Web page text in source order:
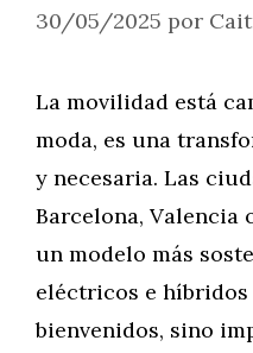
30/05/2025 por
La movilidad está
moda, es una
y necesaria. Las
Barcelona, Valencia
un modelo más
eléctricos e
bienvenidos, sino